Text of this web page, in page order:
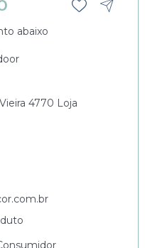
abaixo
4770 Loja